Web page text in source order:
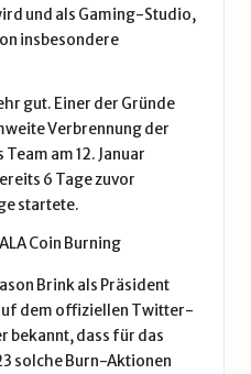
und als Gaming-Studio,
insbesondere
gut. Einer der Gründe
Verbrennung der
Team am 12. Januar
6 Tage zuvor
startete.
Brink als Präsident
dem offiziellen Twitter-
bekannt, dass für das
solche Burn-Aktionen